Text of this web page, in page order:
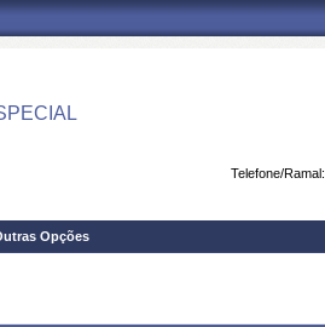
Telefone/Ramal:
Opções